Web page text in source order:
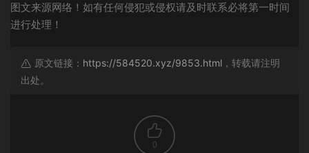
图文来源网络！如有任何侵犯或侵权请及时联系必将第一时间
进行处理！
原文链接： https://584520.xyz/9853.html ，转载请注明
出处。
0